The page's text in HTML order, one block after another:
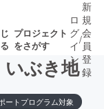
プロジェクト
をさがす
ロ
グ
イ
ン
/
新
規
会
員
登
録
ぶき地
ートプログラム対象